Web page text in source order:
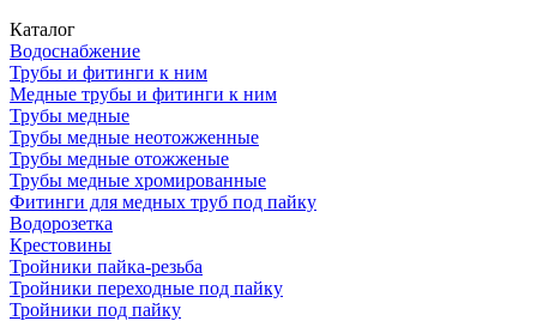
Каталог
Водоснабжение
Трубы и фитинги к ним
Медные трубы и фитинги к ним
Трубы медные
Трубы медные неотожженные
Трубы медные отожженые
Трубы медные хромированные
Фитинги для медных труб под пайку
Водорозетка
Крестовины
Тройники пайка-резьба
Тройники переходные под пайку
Тройники под пайку